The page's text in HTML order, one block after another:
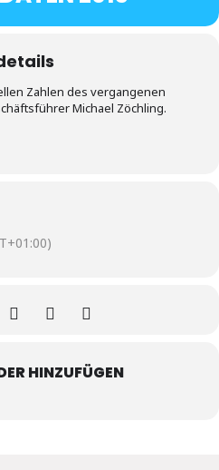
Zahlen des vergangenen
Michael Zöchling.
HINZUFÜGEN